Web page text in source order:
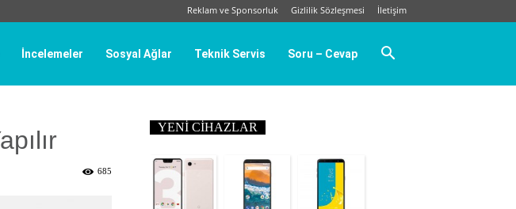
Reklam ve Sponsorluk Gizlilik Sözleşmesi İletişim
İncelemeler Sosyal Ağlar Teknik Servis Soru – Cevap
685
YENI CIHAZLAR